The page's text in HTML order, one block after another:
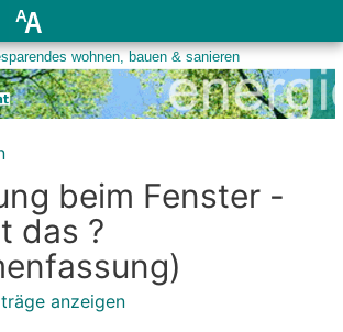
beim Fenster -
das ?
anzeigen